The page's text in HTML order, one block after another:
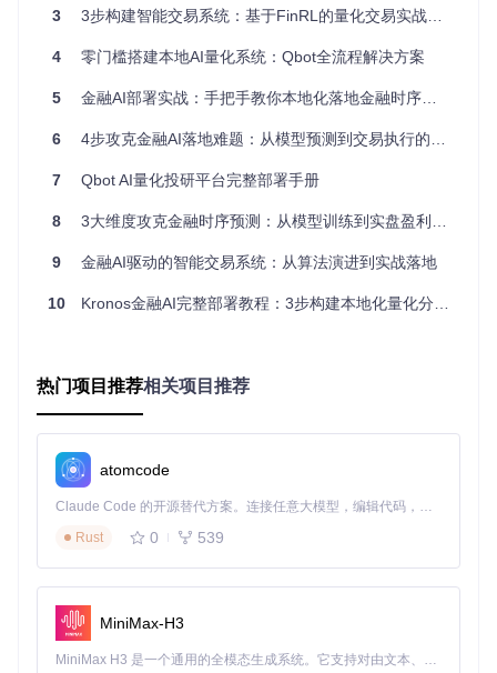
流动性约束导致订单执行滑点超出预期（平均达0.3%）。
方案：Kronos量化交易集成框架
针对上述挑战，我们提出基于Kronos金融大模型的端到端量化
AI预测到实盘交易的无缝衔接。
框架架构与数据流向
该框架创新性地采用双向数据流设计：
型推理→信号生成，确保预测延迟控制在100ms以内
核心优势在于将传统的线性流程重构为动态反馈系统，使模型
能够适应市场变化，同时保持交易信号的稳定性和一致性。
关键技术方案对比
技术
数据
固定窗口
采样
自适应时间切
片
信号
转换
子模型
25%
3 3步构建智能交易系统：基于FinRL的量化交易实战指南
4 零门槛搭建本地AI量化系统：Qbot全流程解决方案
5 金融AI部署实战：手把手教你本地化落地金融时序模型
6 4步攻克金融AI落地难题：从模型预测到交易执行的全流程解决方案
7 Qbot AI量化投研平台完整部署手册
8 3大维度攻克金融时序预测：从模型训练到实盘盈利的量化指南
9 金融AI驱动的智能交易系统：从算法演进到实战落地
10 Kronos金融AI完整部署教程：3步构建本地化量化分析平台
热门项目推荐相关项目推荐
atomcode
Claude Code 的开源替代方案。连接任意大模型，编辑代码，运行命令，自动验证 — 全自动执行。用 Rust 构建，极致性能。 ｜ An open-source alternative to Claude Code. Connect any LLM, edit code, run commands, and verify changes — autonomously. Built in Rust for speed. Get Started
Rust
0 539
MiniMax-H3
MiniMax H3 是一个通用的全模态生成系统。它支持对由文本、图像、视频和音频组成的多模态上下文进行统一理解，并能生成分辨率高达 2K、时长可达 15 秒的带原生立体声音频的视频。得益于面向任务泛化的系统设计，H3 在预训练阶段就已具备广泛的多模态上下文理解与生成能力，能够出色地执行复杂的多模态指令。